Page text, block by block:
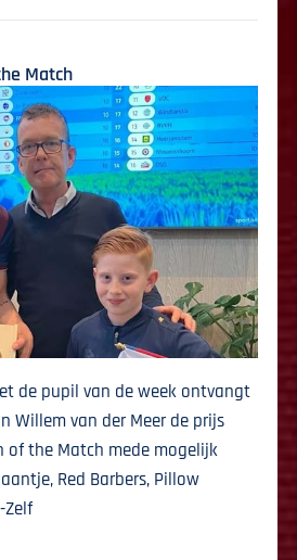
Match
de pupil van de week ontvangt
Willem van der Meer de prijs
of the Match mede mogelijk
Red Barbers, Pillow
Zelf